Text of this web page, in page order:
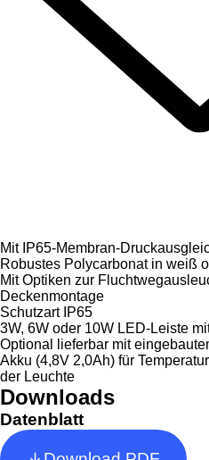
Mit IP65-Membran-
Robustes Polycarbonat in weiß
Mit Optiken zur
Deckenmontage
Schutzart IP65
3W, 6W oder 10W LED-Leiste
Optional lieferbar mit
Akku (4,8V 2,0Ah) für
der Leuchte
Downloads
Datenblatt